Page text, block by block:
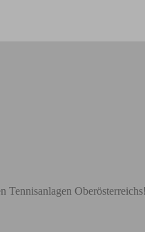
Tennisanlagen Oberösterreichs!